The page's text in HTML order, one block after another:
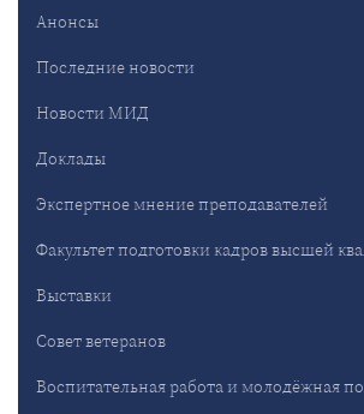
Анонсы
Последние новости
Новости МИД
Доклады
Экспертное мнение преподавателей
Факультет подготовки кадров высшей
Выставки
Совет ветеранов
Воспитательная работа и молодёжная